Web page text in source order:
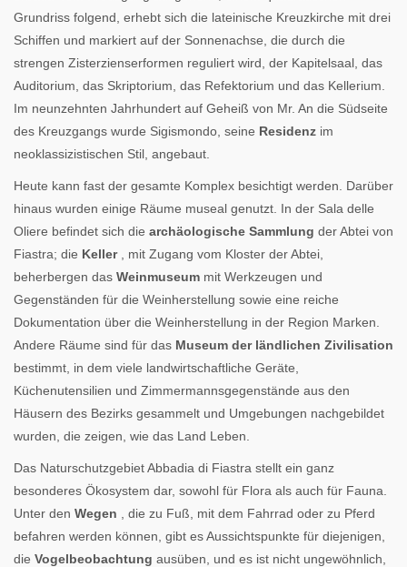
Grundriss folgend, erhebt sich die lateinische Kreuzkirche mit drei
Schiffen und markiert auf der Sonnenachse, die durch die
strengen Zisterzienserformen reguliert wird, der Kapitelsaal, das
Auditorium, das Skriptorium, das Refektorium und das Kellerium.
Im neunzehnten Jahrhundert auf Geheiß von Mr. An die Südseite
des Kreuzgangs wurde Sigismondo, seine Residenz im
neoklassizistischen Stil, angebaut.
Heute kann fast der gesamte Komplex besichtigt werden. Darüber
hinaus wurden einige Räume museal genutzt. In der Sala delle
Oliere befindet sich die archäologische Sammlung der Abtei von
Fiastra; die Keller
, mit Zugang vom Kloster der Abtei,
beherbergen das Weinmuseum mit Werkzeugen und
Gegenständen für die Weinherstellung sowie eine reiche
Dokumentation über die Weinherstellung in der Region Marken.
Andere Räume sind für das Museum der ländlichen Zivilisation
bestimmt, in dem viele landwirtschaftliche Geräte,
Küchenutensilien und Zimmermannsgegenstände aus den
Häusern des Bezirks gesammelt und Umgebungen nachgebildet
wurden, die zeigen, wie das Land Leben.
Das Naturschutzgebiet Abbadia di Fiastra stellt ein ganz
besonderes Ökosystem dar, sowohl für Flora als auch für Fauna.
Unter den Wegen
, die zu Fuß, mit dem Fahrrad oder zu Pferd
befahren werden können, gibt es Aussichtspunkte für diejenigen,
die Vogelbeobachtung ausüben, und es ist nicht ungewöhnlich,